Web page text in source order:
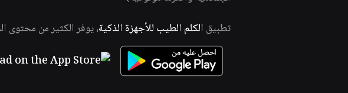
تطبيق الكلم الطيب للأجهزة الذكية، يوفر الكثير من محتوى